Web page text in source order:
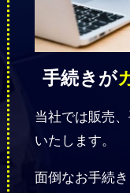
手続きが
当社では販売
いたします。
面倒なお手続